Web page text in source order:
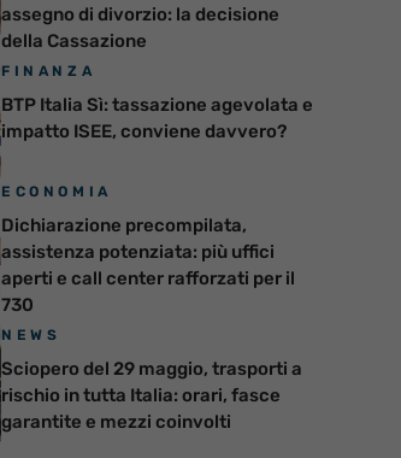
assegno di divorzio: la decisione
della Cassazione
FINANZA
BTP Italia Sì: tassazione agevolata e
impatto ISEE, conviene davvero?
ECONOMIA
Dichiarazione precompilata,
assistenza potenziata: più uffici
aperti e call center rafforzati per il
730
NEWS
Sciopero del 29 maggio, trasporti a
rischio in tutta Italia: orari, fasce
garantite e mezzi coinvolti